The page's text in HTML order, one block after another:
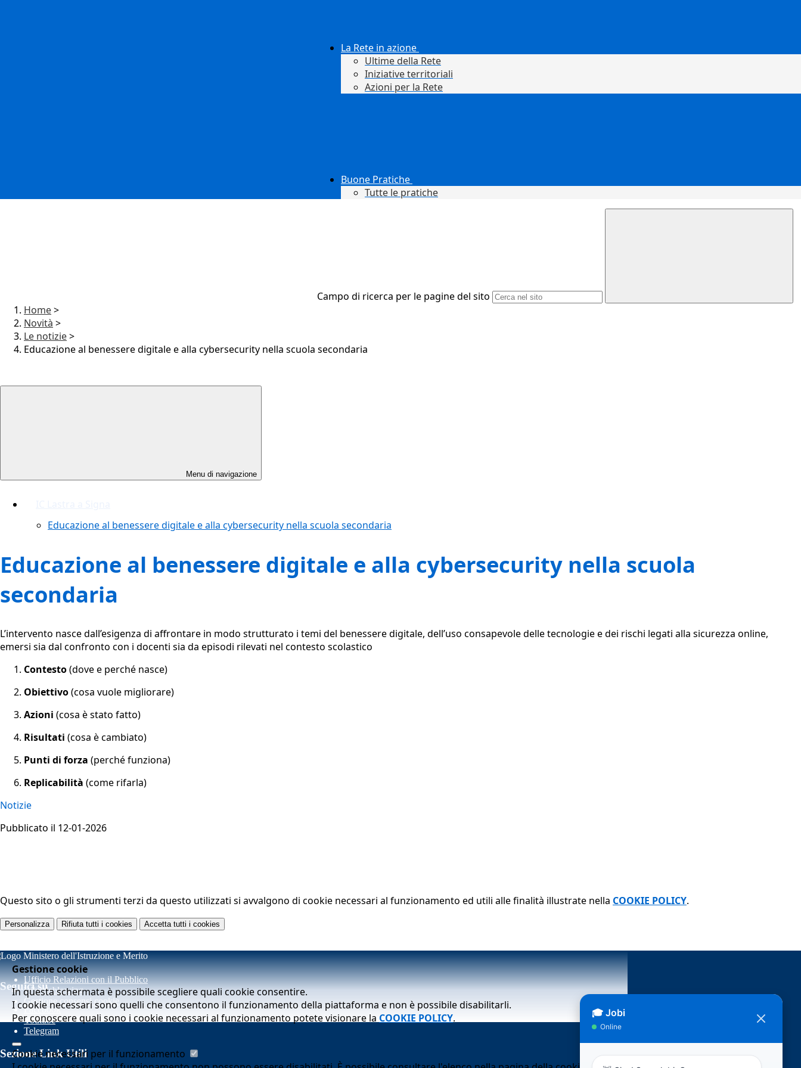
La Rete in azione
Ultime della Rete
Iniziative territoriali
Azioni per la Rete
Buone Pratiche
Tutte le pratiche
Campo di ricerca per le pagine del sito
Home>
Novità >
Le notizie>
Educazione al benessere digitale e alla cybersecurity nella scuola secondaria
Menu di navigazione
Educazione al benessere digitale e alla cybersecurity nella scuola secondaria
Educazione al benessere digitale e alla cybersecurity nella scuola
secondaria
L’intervento nasce dall’esigenza di affrontare in modo strutturato i temi del benessere digitale, dell’uso consapevole delle tecnologie e dei rischi legati alla sicurezza online,
emersi sia dal confronto con i docenti sia da episodi rilevati nel contesto scolastico
Contesto(dove e perché nasce)
Obiettivo(cosa vuole migliorare)
Azioni (cosa è stato fatto)
Risultati (cosa è cambiato)
Punti di forza (perché funziona)
Replicabilità (come rifarla)
Notizie
Pubblicato il 12-01-2026
Questo sito o gli strumenti terzi da questo utilizzati si avvalgono di cookie necessari al funzionamento ed utili alle finalità illustrate nella COOKIE POLICY.
Personalizza Rifiuta tutti i cookies Accetta tutti i cookies
Gestione cookie
In questa schermata è possibile scegliere quali cookie consentire.
I cookie necessari sono quelli che consentono il funzionamento della piattaforma e non è possibile disabilitarli.
Per conoscere quali sono i cookie necessari al funzionamento potete visionare la COOKIE POLICY.
Cookie necessari per il funzionamento
Ufficio Relazioni con il Pubblico
Whistleblowing
Gestione consensi cookie
Seguici su
Facebook
Youtube
Telegram
Sezione Link Utili